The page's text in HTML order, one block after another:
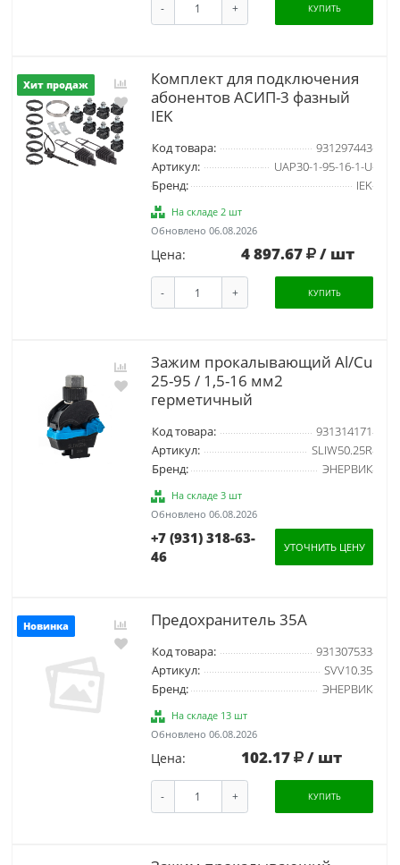
- + КУПИТЬ
Хит продаж
Комплект для подключения
абонентов АСИП-3 фазный
IEK
Код товара:
931297443
Артикул:
UAP30-1-95-16-1-U
Бренд:
IEK
На складе 2 шт
Обновлено 06.08.2026
Цена: 4 897.67 / шт
- + КУПИТЬ
Зажим прокалывающий Al/Cu
25-95 / 1,5-16 мм2
герметичный
Код товара:
931314171
Артикул:
SLIW50.25R
Бренд:
ЭНЕРВИК
На складе 3 шт
Обновлено 06.08.2026
+7 (931) 318-63-
46
УТОЧНИТЬ ЦЕНУ
Новинка Предохранитель 35А
Код товара:
931307533
Артикул:
SVV10.35
Бренд:
ЭНЕРВИК
На складе 13 шт
Обновлено 06.08.2026
Цена: 102.17 / шт
- + КУПИТЬ